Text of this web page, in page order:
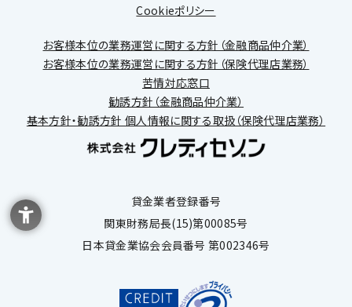
貸金業者登録番号
関東財務局長(15)第00085号
日本貸金業協会会員番号 第002346号
Cookieポリシー
お客様本位の業務運営に関する方針（金融商品仲介業）
お客様本位の業務運営に関する方針（保険代理店業務）
苦情対応窓口
勧誘方針（金融商品仲介業）
基本方針・勧誘方針 個人情報に関する取扱（保険代理店業務）